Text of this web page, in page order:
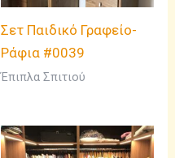
Σετ Παιδικό Γραφείο-
Ράφια #0039
Έπιπλα Σπιτιού